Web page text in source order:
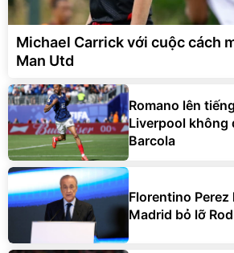
Michael Carrick với cuộc cách
Man Utd
Romano lên
Liverpool không
Barcola
Florentino Perez
Madrid bỏ lỡ